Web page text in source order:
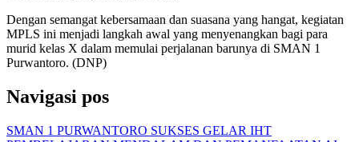
Dengan semangat kebersamaan dan suasana yang hangat, kegiatan
MPLS ini menjadi langkah awal yang menyenangkan bagi para
murid kelas X dalam memulai perjalanan barunya di SMAN 1
Purwantoro. (DNP)
Navigasi pos
SMAN 1 PURWANTORO SUKSES GELAR IHT